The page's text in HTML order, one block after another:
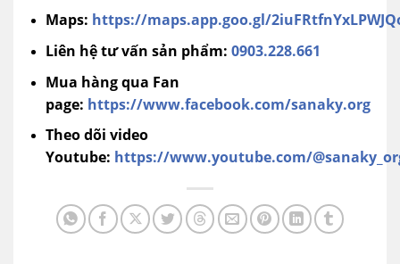
Maps: https://maps.app.goo.gl/
Liên hệ tư vấn sản phẩm: 0903.228.661
Mua hàng qua Fan
page: https://www.facebook.com/sanaky.org
Theo dõi video
Youtube: https://www.youtube.com/